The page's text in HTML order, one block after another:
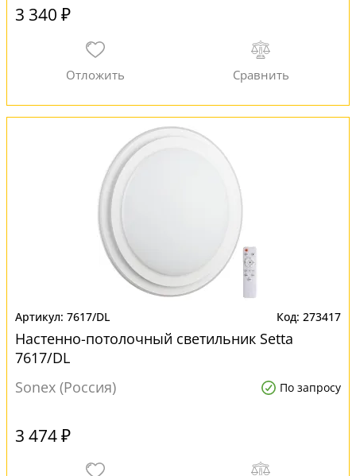
3 340 ₽
7617/DL 273417
Настенно-потолочный светильник Setta
7617/DL
Sonex (Россия)
По запросу
3 474 ₽